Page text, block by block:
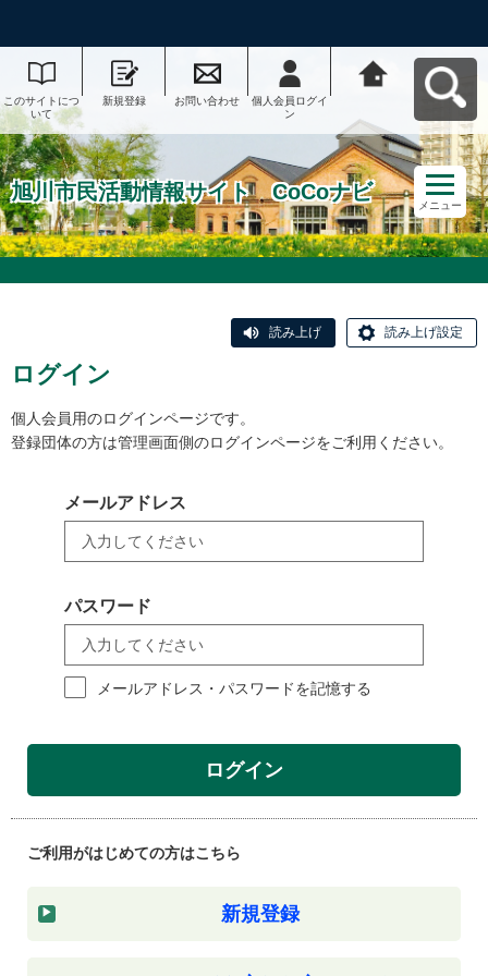
このサイトにつ
いて
新規登録 お問い合わせ
個人会員ログイ
ン
ナビへ戻る
旭川市民活動情報サイト CoCoナビ
メニュー
読み上げ 読み上げ設定
ログイン
個人会員用のログインページです。
登録団体の方は管理画面側のログインページをご利用ください。
メールアドレス
パスワード
メールアドレス・パスワードを記憶する
ログイン
ご利用がはじめての方はこちら
新規登録